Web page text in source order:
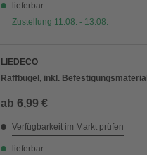
lieferbar
Zustellung 11.08. - 13.08.
LIEDECO
Raffbügel, inkl. Befestigungsmaterial
ab 6,99 €
Verfügbarkeit im Markt prüfen
lieferbar